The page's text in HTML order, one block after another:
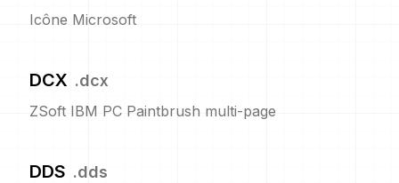
Icône Microsoft
DCX .dcx
ZSoft IBM PC Paintbrush multi-page
DDS .dds